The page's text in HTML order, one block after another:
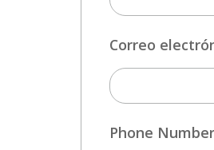
Correo
Phone Number